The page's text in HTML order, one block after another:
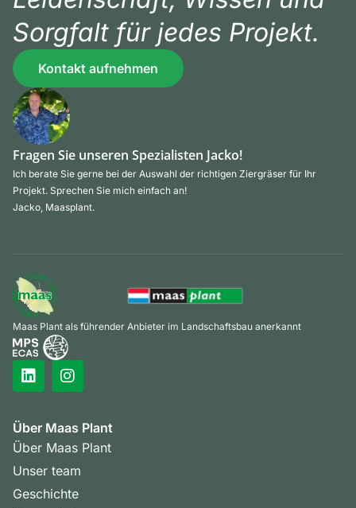
Sorgfalt für jedes Projekt.
Kontakt aufnehmen
Fragen Sie unseren Spezialisten Jacko!
Ich berate Sie gerne bei der Auswahl der richtigen Ziergräser für Ihr
Projekt. Sprechen Sie mich einfach an!
Jacko, Maasplant.
Maas Plant als führender Anbieter im Landschaftsbau anerkannt
Über Maas Plant
Über Maas Plant
Unser team
Geschichte